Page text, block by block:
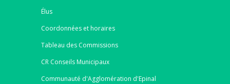
Élus
Coordonnées et horaires
Tableau des Commissions
CR Conseils Municipaux
Communauté d'Agglomération d'Epinal